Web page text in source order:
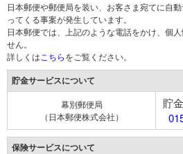
日本郵便や郵便局を装い、お客さま宛てに自
ってくる事案が発生しています。
日本郵便では、上記のような電話をかけ、個
せん。
詳しくは こちらをご覧ください。
貯金サービスについて
幕別郵便局
（日本郵便株式会社）
貯
保険サービスについて